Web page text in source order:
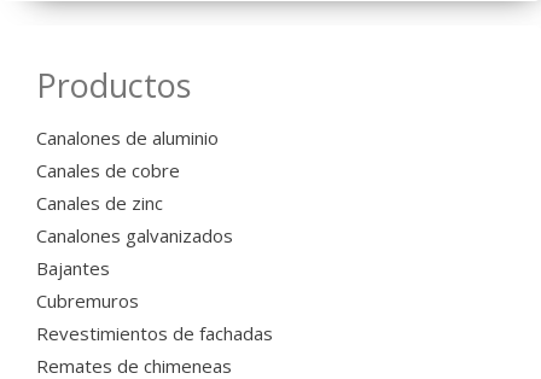
Productos
Canalones de aluminio
Canales de cobre
Canales de zinc
Canalones galvanizados
Bajantes
Cubremuros
Revestimientos de fachadas
Remates de chimeneas